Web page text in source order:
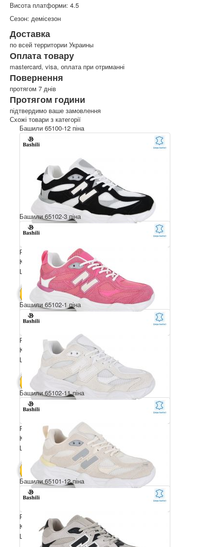
Висота платформи: 4.5
Сезон: демісезон
Доставка
по всей территории Украины
Оплата товару
mastercard, visa, оплата при отриманні
Повернення
протягом 7 днів
Протягом години
підтвердимо ваше замовлення
Схожі товари з категорії
Башили 65100-12 піна
Розмірний ряд: 36-41
Комплектація ящика: 8
Ціна за пару: 790 грн.
В КОШИК 6320 грн.
Башили 65102-3 піна
Розмірний ряд: 36-41
Комплектація ящика: 8
Ціна за пару: 790 грн.
В КОШИК 6320 грн.
Башили 65102-1 піна
Розмірний ряд: 36-41
Комплектація ящика: 8
Ціна за пару: 790 грн.
В КОШИК 6320 грн.
Башили 65102-11 піна
Розмірний ряд: 36-41
Комплектація ящика: 8
Ціна за пару: 790 грн.
Башили 65101-12 піна